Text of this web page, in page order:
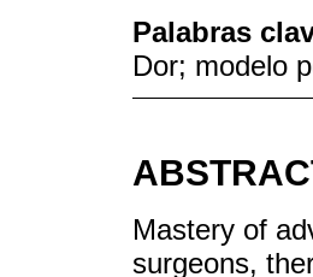
Palabras
Dor; modelo
Mastery of
surgeons,